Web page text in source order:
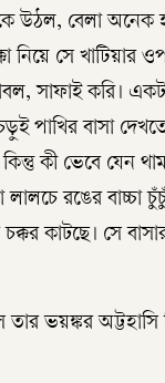
উঠল, বেলা অনেক
নিয়ে সে
সাফাই করি।
পাখির বাসা
কী ভেবে যেন
রঙের বাচ্চা
কাটছে। সে
তার ভয়ঙ্কর